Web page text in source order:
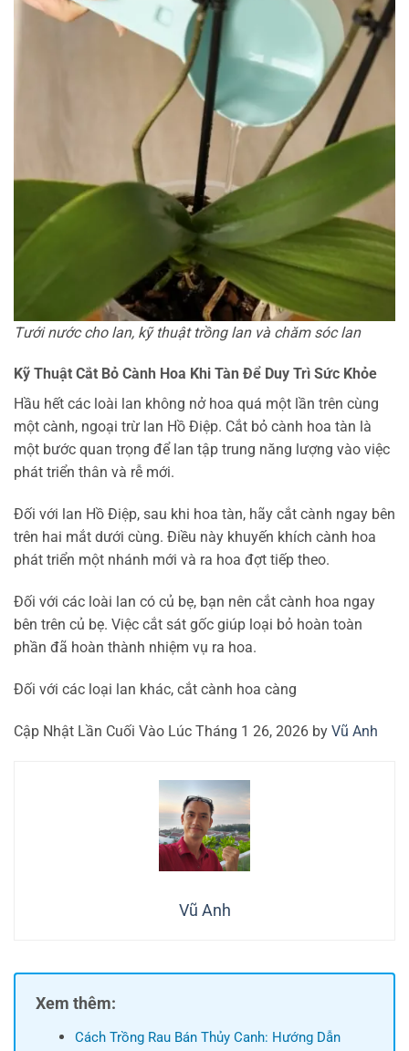
Tưới nước cho lan, kỹ thuật trồng lan và chăm sóc lan
Kỹ Thuật Cắt Bỏ Cành Hoa Khi Tàn Để Duy Trì Sức Khỏe
Hầu hết các loài lan không nở hoa quá một lần trên cùng
một cành, ngoại trừ lan Hồ Điệp. Cắt bỏ cành hoa tàn là
một bước quan trọng để lan tập trung năng lượng vào việc
phát triển thân và rễ mới.
Đối với lan Hồ Điệp, sau khi hoa tàn, hãy cắt cành ngay bên
trên hai mắt dưới cùng. Điều này khuyến khích cành hoa
phát triển một nhánh mới và ra hoa đợt tiếp theo.
Đối với các loài lan có củ bẹ, bạn nên cắt cành hoa ngay
bên trên củ bẹ. Việc cắt sát gốc giúp loại bỏ hoàn toàn
phần đã hoàn thành nhiệm vụ ra hoa.
Đối với các loại lan khác, cắt cành hoa càng
Cập Nhật Lần Cuối Vào Lúc Tháng 1 26, 2026 by Vũ Anh
Vũ Anh
Xem thêm:
Cách Trồng Rau Bán Thủy Canh: Hướng Dẫn